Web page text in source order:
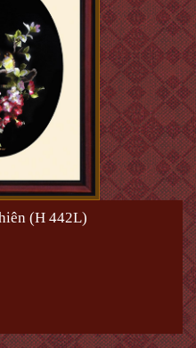
(H 442L)